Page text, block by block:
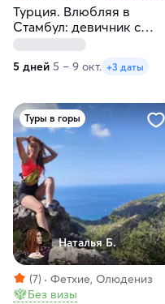
Турция. Влюбляя в
Стамбул: девичник с
местной жительницей
5 дней 5 – 9 окт. +3 даты
Туры в горы
Наталья Б.
(7)
Фетхие, Олюдениз
Без визы